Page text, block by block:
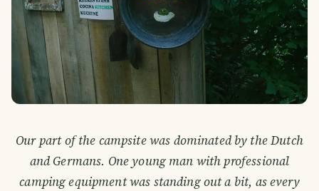
Our part of the campsite was dominated by the Dutch
and Germans. One young man with professional
camping equipment was standing out a bit, as every